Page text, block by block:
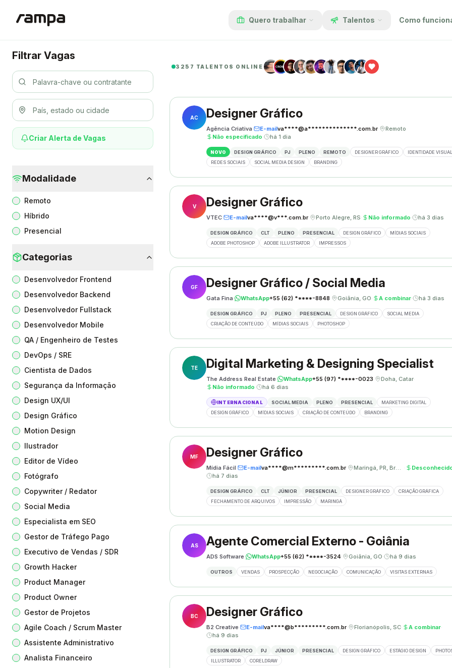
Quero trabalhar Talentos Como
Filtrar Vagas
Criar Alerta de Vagas
Modalidade
Remoto
Híbrido
Presencial
Categorias
Desenvolvedor Frontend
Desenvolvedor Backend
Desenvolvedor Fullstack
Desenvolvedor Mobile
QA / Engenheiro de Testes
DevOps / SRE
Cientista de Dados
Segurança da Informação
Design UX/UI
Design Gráfico
Motion Design
Ilustrador
Editor de Vídeo
Fotógrafo
Copywriter / Redator
Social Media
Especialista em SEO
Gestor de Tráfego Pago
Executivo de Vendas / SDR
Growth Hacker
Product Manager
Product Owner
Gestor de Projetos
Agile Coach / Scrum Master
Assistente Administrativo
Analista Financeiro
3257 TALENTOS ONLINE
AC Designer Gráfico
Agência Criativa· E-mailva****@a**************.com.br· Remoto·
Não especificado· há 1 dia
NOVO DESIGN GRÁFICO PJ PLENO REMOTO DESIGNER GRÁFICO
IDENTIDADE VISUAL
REDES SOCIAIS
SOCIAL MEDIA DESIGN BRANDING
V Designer Gráfico
VTEC· E-mailva****@v***.com.br· Porto Alegre, RS· Não informado· há 3 dias
DESIGN GRÁFICO CLT PLENO PRESENCIAL DESIGN GRÁFICO
MÍDIAS SOCIAIS
ADOBE PHOTOSHOP
ADOBE ILLUSTRATOR IMPRESSOS
GF Designer Gráfico / Social Media
Gata Fina· WhatsApp+55 (62) *****-8848· Goiânia, GO· A combinar· há 3 dias
DESIGN GRÁFICO PJ PLENO PRESENCIAL DESIGN GRÁFICO
SOCIAL MEDIA
CRIAÇÃO DE CONTEÚDO
MÍDIAS SOCIAIS PHOTOSHOP
TE Digital Marketing & Designing Specialist
The Address Real Estate· WhatsApp+55 (97) *****-0023· Doha, Catar·
Não informado· há 6 dias
INTERNACIONAL SOCIAL MEDIA PLENO PRESENCIAL
MARKETING DIGITAL
DESIGN GRÁFICO
MÍDIAS SOCIAIS CRIAÇÃO DE CONTEÚDO BRANDING
MF Designer Gráfico
Mídia Fácil· E-mailva****@m*********.com.br· Maringá, PR, Brasil ·
há 7 dias
DESIGN GRÁFICO CLT JÚNIOR PRESENCIAL DESIGNER GRÁFICO
CRIAÇÃO GRÁFICA
FECHAMENTO DE ARQUIVOS
IMPRESSÃO MARINGÁ
AS Agente Comercial Externo - Goiânia
ADS Software· WhatsApp+55 (62) *****-3524· Goiânia, GO· há 9 dias
OUTROS VENDAS PROSPECÇÃO NEGOCIAÇÃO COMUNICAÇÃO VISITAS EXTERNAS
BC Designer Gráfico
B2 Creative· E-mailva****@b*********.com.br· Florianópolis, SC· A combinar·
há 9 dias
DESIGN GRÁFICO PJ JÚNIOR PRESENCIAL DESIGN GRÁFICO ESTÁGIO DESIGN
ILLUSTRATOR
CORELDRAW